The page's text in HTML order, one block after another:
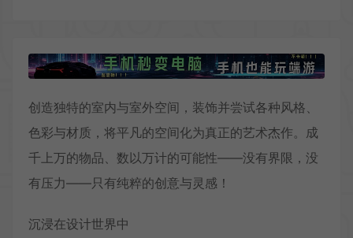
创造独特的室内与室外空间，装饰并尝试各种风格、
色彩与材质，将平凡的空间化为真正的艺术杰作。成
千上万的物品、数以万计的可能性——没有界限，没
有压力——只有纯粹的创意与灵感！
沉浸在设计世界中